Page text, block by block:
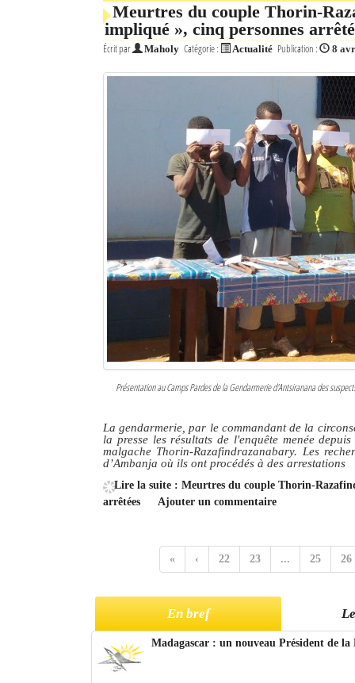
Meurtres du couple Thorin-
impliqué », cinq personnes
Écrit par Maholy Catégorie : Actualité Publication : 8
Présentation au Camps Pardes de la Gendarmerie d'Antsiranana des
La gendarmerie, par le commandant de la
la presse les résultats de l'enquête menée
malgache Thorin-Razafindrazanabary. Les
d’Ambanja où ils ont procédés à des arrestations
Lire la suite : Meurtres du couple Thorin-
arrêtées
Ajouter un commentaire
« ‹ 22 23 ... 25 26
En bref
Madagascar : un nouveau Président de